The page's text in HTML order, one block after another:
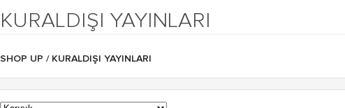
KURALDIŞI YAYINLARI
SHOP UP / KURALDIŞI YAYINLARI